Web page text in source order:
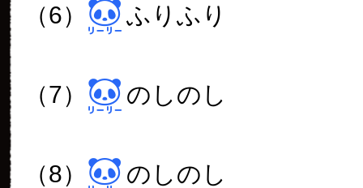
（6） ふりふり
（7） のしのし
（8） のしのし